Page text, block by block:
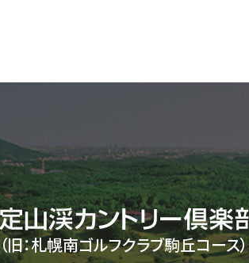
（旧：札幌南ゴルフクラブ駒丘コース）